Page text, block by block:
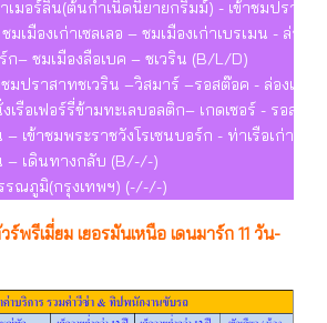
เมอร์ลิน(ต้นกำเนิดนิยายกริมม์) - เข้าชมปราสา
มเมืองเก่าเซลเลอ – ชมเมืองเก่าเบรเมน - ล่อง
ก– ชมเมืองลือเบค – ชเวริน (B/L/D)
ชมปราสาทชเวริน –วิสมาร์ –รอสต๊อค - ล่องเรื
เรือเฟอร์รี่ข้ามทะเลบอลติก– เกดเซอร์ - รอสไค
– เข้าชมพระราชวังโรเซนบอร์ก - ท่าเรือเก่า
– เดินทางกลับ (B/-/-)
รณภูมิ(กรุงเทพฯ) (-/-/-)
ร์พรีเมี่ยม เยอรมันเหนือ เดนมาร์ก 11 วัน-